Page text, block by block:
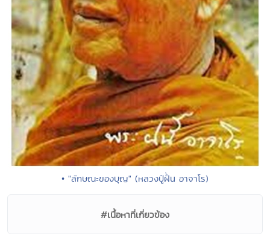
• "ลักษณะของบุญ" (หลวงปู่ฝั้น อาจาโร)
#เนื้อหาที่เกี่ยวข้อง